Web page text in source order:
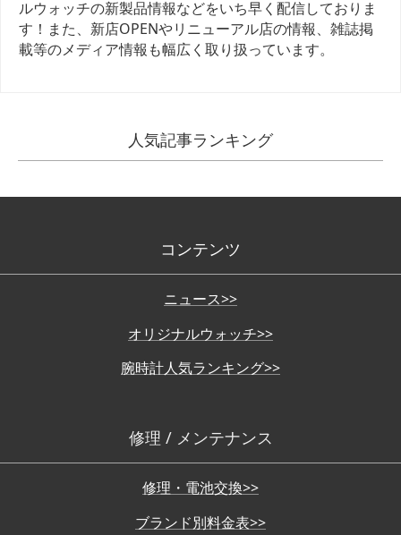
ルウォッチの新製品情報などをいち早く配信しておりま
す！また、新店OPENやリニューアル店の情報、雑誌掲
載等のメディア情報も幅広く取り扱っています。
人気記事ランキング
コンテンツ
ニュース>>
オリジナルウォッチ>>
腕時計人気ランキング>>
修理 / メンテナンス
修理・電池交換>>
ブランド別料金表>>